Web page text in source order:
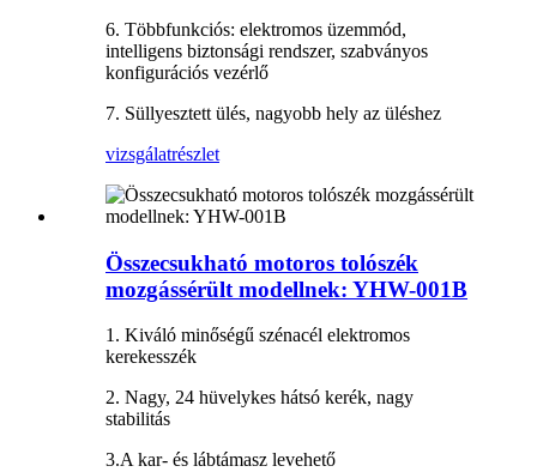
6. Többfunkciós: elektromos üzemmód,
intelligens biztonsági rendszer, szabványos
konfigurációs vezérlő
7. Süllyesztett ülés, nagyobb hely az üléshez
vizsgálatrészlet
Összecsukható motoros tolószék
mozgássérült modellnek: YHW-001B
1. Kiváló minőségű szénacél elektromos
kerekesszék
2. Nagy, 24 hüvelykes hátsó kerék, nagy
stabilitás
3.A kar- és lábtámasz levehető